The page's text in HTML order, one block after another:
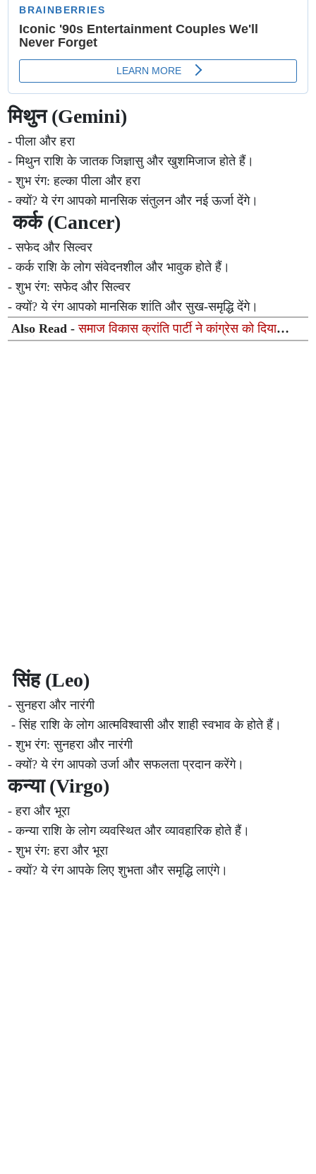
मिथुन (Gemini)
- पीला और हरा
- मिथुन राशि के जातक जिज्ञासु और खुशमिजाज होते हैं।
- शुभ रंग: हल्का पीला और हरा
- क्यों? ये रंग आपको मानसिक संतुलन और नई ऊर्जा देंगे।
कर्क (Cancer)
- सफेद और सिल्वर
- कर्क राशि के लोग संवेदनशील और भावुक होते हैं।
- शुभ रंग: सफेद और सिल्वर
- क्यों? ये रंग आपको मानसिक शांति और सुख-समृद्धि देंगे।
Also Read -समाज विकास क्रांति पार्टी ने कांग्रेस को दिया
समर्थन, आगामी चुनावों में साथ लड़ने का ऐलान
सिंह (Leo)
- सुनहरा और नारंगी
- सिंह राशि के लोग आत्मविश्वासी और शाही स्वभाव के होते हैं।
- शुभ रंग: सुनहरा और नारंगी
- क्यों? ये रंग आपको उर्जा और सफलता प्रदान करेंगे।
कन्या (Virgo)
- हरा और भूरा
- कन्या राशि के लोग व्यवस्थित और व्यावहारिक होते हैं।
- शुभ रंग: हरा और भूरा
- क्यों? ये रंग आपके लिए शुभता और समृद्धि लाएंगे।